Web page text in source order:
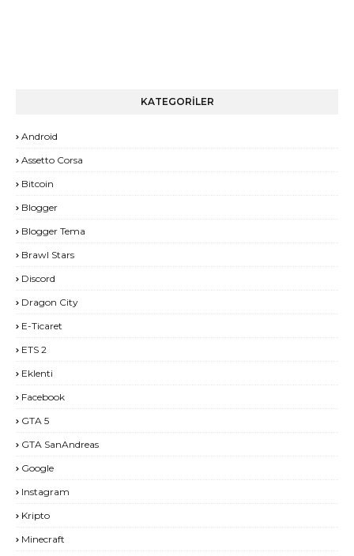
KATEGORİLER
Android
Assetto Corsa
Bitcoin
Blogger
Blogger Tema
Brawl Stars
Discord
Dragon City
E-Ticaret
ETS 2
Eklenti
Facebook
GTA 5
GTA SanAndreas
Google
Instagram
Kripto
Minecraft